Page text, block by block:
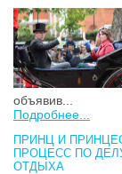
объявив...
Подробнее...
ПРИНЦ И
ПРОЦЕСС ПО
ОТДЫХА